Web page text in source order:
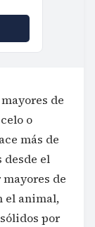
de
o
más de
desde el
de
el animal,
por